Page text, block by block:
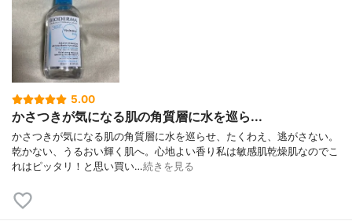
5.00
かさつきが気になる肌の角質層に水を巡ら...
かさつきが気になる肌の角質層に水を巡らせ、たくわえ、逃がさない。
乾かない、うるおい輝く肌へ。心地よい香り私は敏感肌乾燥肌なのでこ
れはピッタリ！と思い買い…続きを見る